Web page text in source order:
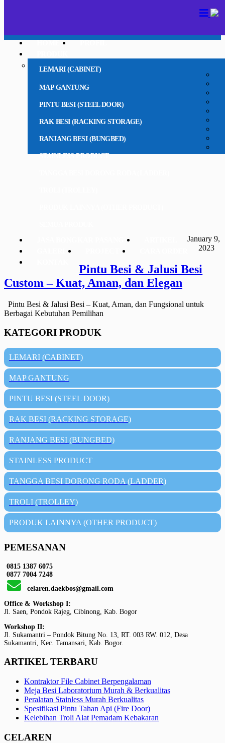
LEMARI (CABINET)
MAP GANTUNG
PINTU BESI (STEEL DOOR)
RAK BESI (RACKING STORAGE)
RANJANG BESI (BUNGBED)
STAINLESS PRODUCT
January 9,
2023
Pintu Besi & Jalusi Besi
Custom – Kuat, Aman, dan Elegan
Pintu Besi & Jalusi Besi – Kuat, Aman, dan Fungsional untuk
Berbagai Kebutuhan Pemilihan
KATEGORI PRODUK
LEMARI (CABINET)
MAP GANTUNG
PINTU BESI (STEEL DOOR)
RAK BESI (RACKING STORAGE)
RANJANG BESI (BUNGBED)
STAINLESS PRODUCT
TANGGA BESI DORONG RODA (LADDER)
TROLI (TROLLEY)
PRODUK LAINNYA (OTHER PRODUCT)
PEMESANAN
0815 1387 6075
0877 7004 7248
celaren.daekbos@gmail.com
Office & Workshop I:
Jl. Saen, Pondok Rajeg, Cibinong, Kab. Bogor
Workshop II:
Jl. Sukamantri – Pondok Bitung No. 13, RT. 003 RW. 012, Desa
Sukamantri, Kec. Tamansari, Kab. Bogor.
ARTIKEL TERBARU
Kontraktor File Cabinet Berpengalaman
Meja Besi Laboratorium Murah & Berkualitas
Peralatan Stainless Murah Berkualitas
Spesifikasi Pintu Tahan Api (Fire Door)
Kelebihan Troli Alat Pemadam Kebakaran
CELAREN